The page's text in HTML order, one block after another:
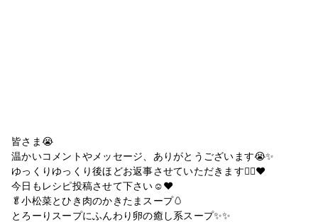
皆さま😭
温かいコメントやメッセージ、ありがとうございます😭✨
ゆっくりゆっくり後ほどお返事させていただきます🙇‍♀️❤️
今日もレシピ投稿させて下さい☺️❤️
🥬小松菜とひき肉のかきたまスープ🥚
とろーりスープにふんわり卵の癒し系スープ✨✨